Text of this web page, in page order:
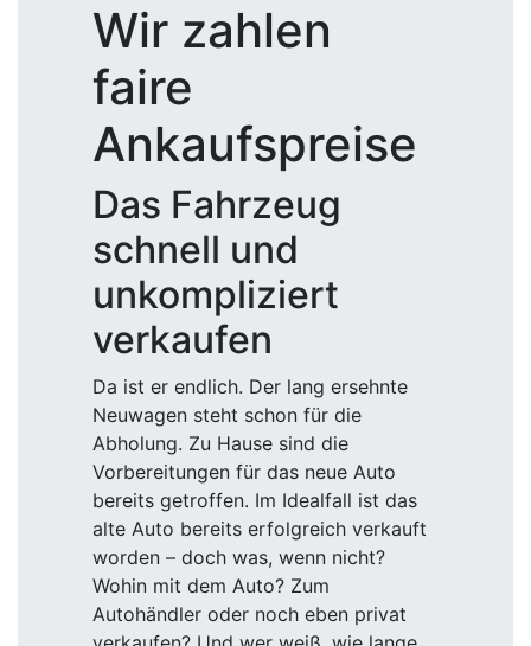
Wir zahlen
faire
Ankaufspreise
Das Fahrzeug
schnell und
unkompliziert
verkaufen
Da ist er endlich. Der lang ersehnte
Neuwagen steht schon für die
Abholung. Zu Hause sind die
Vorbereitungen für das neue Auto
bereits getroffen. Im Idealfall ist das
alte Auto bereits erfolgreich verkauft
worden – doch was, wenn nicht?
Wohin mit dem Auto? Zum
Autohändler oder noch eben privat